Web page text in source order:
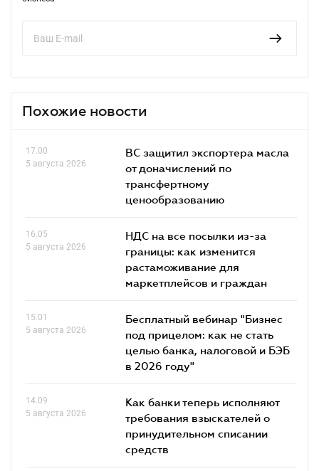
Похожие новости
17.00
5 августа 2026
ВС защитил экспортера масла
от доначислений по
трансфертному
ценообразованию
16.05
5 августа 2026
НДС на все посылки из-за
границы: как изменится
растаможивание для
маркетплейсов и граждан
15.01
5 августа 2026
Бесплатный вебинар "Бизнес
под прицелом: как не стать
целью банка, налоговой и БЭБ
в 2026 году"
14.09
5 августа 2026
Как банки теперь исполняют
требования взыскателей о
принудительном списании
средств